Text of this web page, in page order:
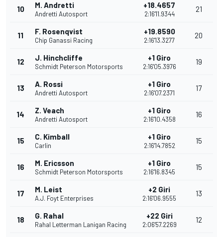
10 M. Andretti
Andretti Autosport
+18.4657
2:16'11.9344
21
11 F. Rosenqvist
Chip Ganassi Racing
+19.8590
2:16'13.3277
20
12 J. Hinchcliffe
Schmidt Peterson Motorsports
+1 Giro
2:16'05.3976
19
13 A. Rossi
Andretti Autosport
+1 Giro
2:16'07.2371
17
14 Z. Veach
Andretti Autosport
+1 Giro
2:16'10.4358
16
15 C. Kimball
Carlin
+1 Giro
2:16'14.7852
15
16 M. Ericsson
Schmidt Peterson Motorsports
+1 Giro
2:16'16.8345
15
17 M. Leist
A.J. Foyt Enterprises
+2 Giri
2:16'06.9555
13
18 G. Rahal
Rahal Letterman Lanigan Racing
+22 Giri
2:06'57.2269
12